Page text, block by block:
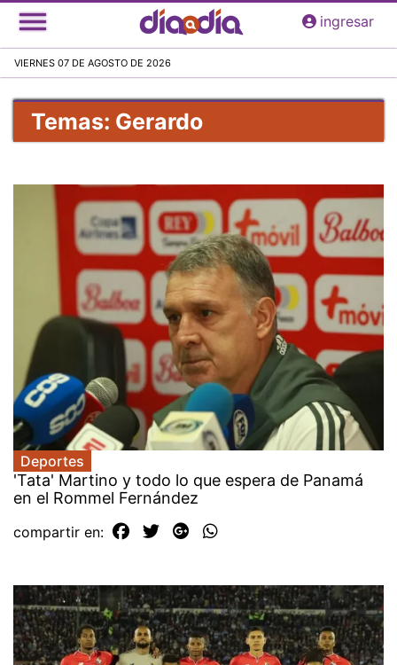
Pasar
al
principal
ingresar
VIERNES 07 DE AGOSTO DE 2026
Temas: Gerardo
Deportes
'Tata' Martino y todo lo que espera de Panamá
en el Rommel Fernández
compartir en: